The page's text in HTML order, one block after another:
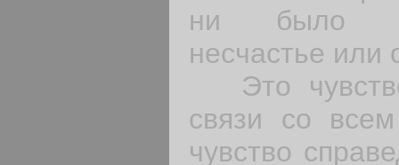
ни было
несчастье или
Это чувство
связи со
чувство